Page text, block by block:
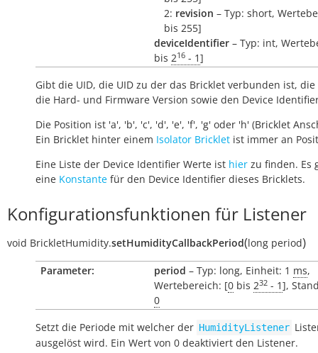
2: revision – Typ: short,
bis 255]
deviceIdentifier – Typ: int,
bis 216 - 1]
Gibt die UID, die UID zu der das Bricklet verbunden ist, die
die Hard- und Firmware Version sowie den Device
Die Position ist 'a', 'b', 'c', 'd', 'e', 'f', 'g' oder 'h' (Bricklet
Ein Bricklet hinter einem Isolator Bricklet ist immer an
Eine Liste der Device Identifier Werte ist hier zu finden. Es
eine Konstante für den Device Identifier dieses Bricklets.
Konfigurationsfunktionen für Listener
void BrickletHumidity.setHumidityCallbackPeriod(long period)
Parameter: period – Typ: long, Einheit: 1 ms,
Wertebereich: [0 bis 232 - 1],
0
Setzt die Periode mit welcher der HumidityListener
ausgelöst wird. Ein Wert von 0 deaktiviert den Listener.